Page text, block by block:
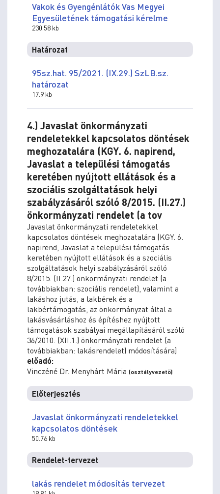
Vakok és Gyengénlátók Vas Megyei
Egyesületének támogatási kérelme
230.58 kb
Határozat
95sz.hat. 95/2021. (IX.29.) SzLB.sz.
határozat
17.9 kb
4.) Javaslat önkormányzati
rendeletekkel kapcsolatos döntések
meghozatalára (KGY. 6. napirend,
Javaslat a települési támogatás
keretében nyújtott ellátások és a
szociális szolgáltatások helyi
szabályzásáról szóló 8/2015. (II.27.)
önkormányzati rendelet (a tov
Javaslat önkormányzati rendeletekkel
kapcsolatos döntések meghozatalára (KGY. 6.
napirend, Javaslat a települési támogatás
keretében nyújtott ellátások és a szociális
szolgáltatások helyi szabályzásáról szóló
8/2015. (II.27.) önkormányzati rendelet (a
továbbiakban: szociális rendelet), valamint a
lakáshoz jutás, a lakbérek és a
lakbértámogatás, az önkormányzat által a
lakásvásárláshoz és építéshez nyújtott
támogatások szabályai megállapításáról szóló
36/2010. (XII.1.) önkormányzati rendelet (a
továbbiakban: lakásrendelet) módosítására)
előadó:
Vinczéné Dr. Menyhárt Mária (osztályvezető)
Előterjesztés
Javaslat önkormányzati rendeletekkel
kapcsolatos döntések
50.76 kb
Rendelet-tervezet
lakás rendelet módosítás tervezet